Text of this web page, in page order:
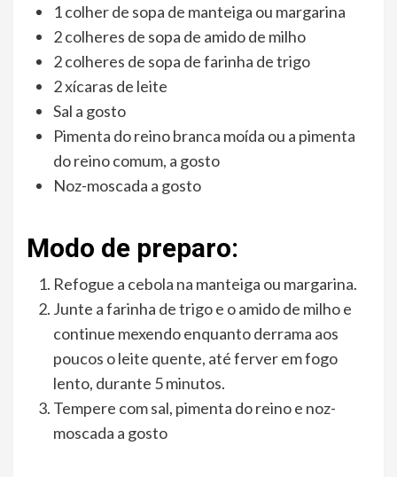
1 colher de sopa de manteiga ou margarina
2 colheres de sopa de amido de milho
2 colheres de sopa de farinha de trigo
2 xícaras de leite
Sal a gosto
Pimenta do reino branca moída ou a pimenta
do reino comum, a gosto
Noz-moscada a gosto
Modo de preparo:
Refogue a cebola na manteiga ou margarina.
Junte a farinha de trigo e o amido de milho e
continue mexendo enquanto derrama aos
poucos o leite quente, até ferver em fogo
lento, durante 5 minutos.
Tempere com sal, pimenta do reino e noz-
moscada a gosto